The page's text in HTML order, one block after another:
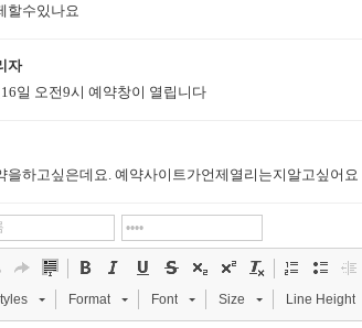
할수있나요
자
일 오전9시 예약창이 열립니다
을하고싶은데요. 예약사이트가언제열리는지알고싶어요
Format Font Size Line Height